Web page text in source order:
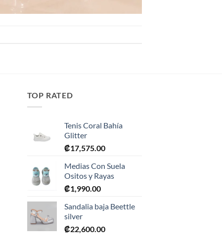
TOP RATED
Tenis Coral Bahía
Glitter
₡17,575.00
Medias Con Suela
Ositos y Rayas
₡1,990.00
Sandalia baja Beettle
silver
₡22,600.00